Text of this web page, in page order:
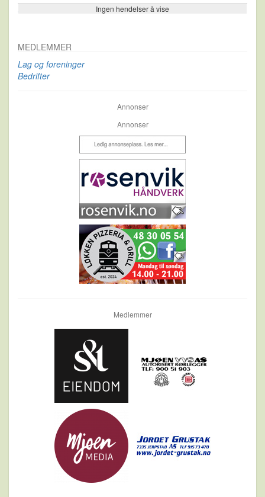
Ingen hendelser å vise
Se flere…
MEDLEMMER
Lag og foreninger
Bedrifter
Annonser
Annonser
Medlemmer